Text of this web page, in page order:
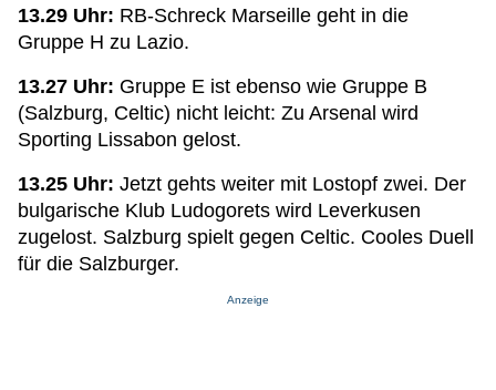
13.29 Uhr: RB-Schreck Marseille geht in die
Gruppe H zu Lazio.
13.27 Uhr: Gruppe E ist ebenso wie Gruppe B
(Salzburg, Celtic) nicht leicht: Zu Arsenal wird
Sporting Lissabon gelost.
13.25 Uhr: Jetzt gehts weiter mit Lostopf zwei. Der
bulgarische Klub Ludogorets wird Leverkusen
zugelost. Salzburg spielt gegen Celtic. Cooles Duell
für die Salzburger.
Anzeige